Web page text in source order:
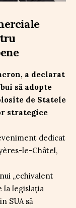
a declarat
să adopte
de Statele
strategice
dedicat
le-Châtel,
„echivalent
la legislația
SUA să